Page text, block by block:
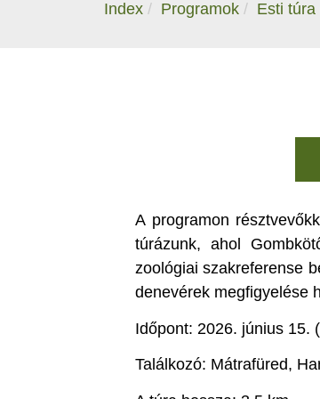
Index Programok Esti
A programon
túrázunk, ahol
zoológiai szakreferense
denevérek megfigyelése
Időpont: 2026. június 15.
Találkozó: Mátrafüred,